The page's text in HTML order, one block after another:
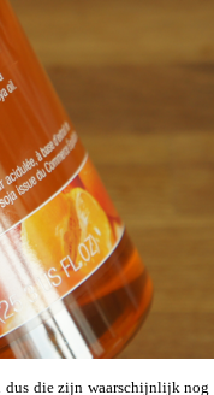
die zijn waarschijnlijk nog